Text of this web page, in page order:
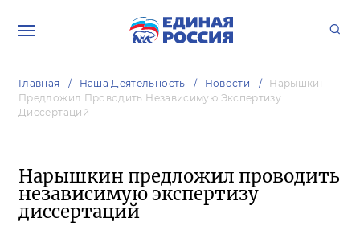
Главная Наша Деятельность Новости
Нарышкин
Предложил Проводить Независимую Экспертизу
Диссертаций
Нарышкин предложил проводить
независимую экспертизу
диссертаций